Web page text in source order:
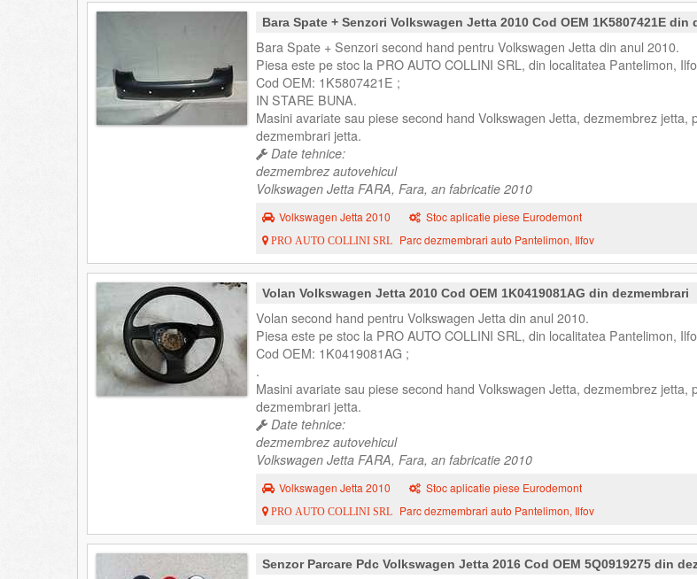
Bara Spate + Senzori Volkswagen Jetta 2010 Cod OEM 1K5807421E din
Bara Spate + Senzori second hand pentru Volkswagen Jetta din anul 2010.
Piesa este pe stoc la PRO AUTO COLLINI SRL, din localitatea Pantelimon,
Cod OEM: 1K5807421E ;
IN STARE BUNA.
Masini avariate sau piese second hand Volkswagen Jetta, dezmembrez jetta,
dezmembrari jetta.
Date tehnice:
dezmembrez autovehicul
Volkswagen Jetta FARA, Fara, an fabricatie 2010
Volkswagen Jetta 2010 Stoc aplicatie piese Eurodemont
PRO AUTO COLLINI SRL Parc dezmembrari auto Pantelimon, Ilfov
Volan Volkswagen Jetta 2010 Cod OEM 1K0419081AG din dezmembrari
Volan second hand pentru Volkswagen Jetta din anul 2010.
Piesa este pe stoc la PRO AUTO COLLINI SRL, din localitatea Pantelimon,
Cod OEM: 1K0419081AG ;
.
Masini avariate sau piese second hand Volkswagen Jetta, dezmembrez jetta,
dezmembrari jetta.
Date tehnice:
dezmembrez autovehicul
Volkswagen Jetta FARA, Fara, an fabricatie 2010
Volkswagen Jetta 2010 Stoc aplicatie piese Eurodemont
PRO AUTO COLLINI SRL Parc dezmembrari auto Pantelimon, Ilfov
Senzor Parcare Pdc Volkswagen Jetta 2016 Cod OEM 5Q0919275 din